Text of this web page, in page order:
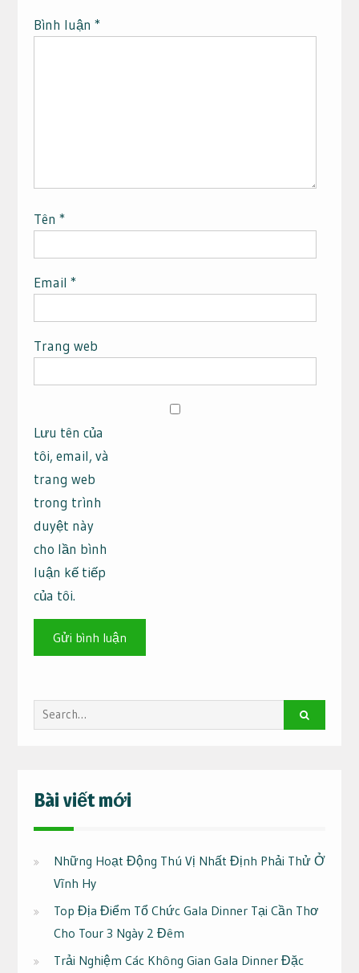
Bình luận *
Tên *
Email *
Trang web
Lưu tên của
tôi, email, và
trang web
trong trình
duyệt này
cho lần bình
luận kế tiếp
của tôi.
Search
for:
Bài viết mới
Những Hoạt Động Thú Vị Nhất Định Phải Thử Ở
Vĩnh Hy
Top Địa Điểm Tổ Chức Gala Dinner Tại Cần Thơ
Cho Tour 3 Ngày 2 Đêm
Trải Nghiệm Các Không Gian Gala Dinner Đặc